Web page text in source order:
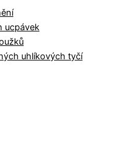
ucpávek
uhlíkových tyčí